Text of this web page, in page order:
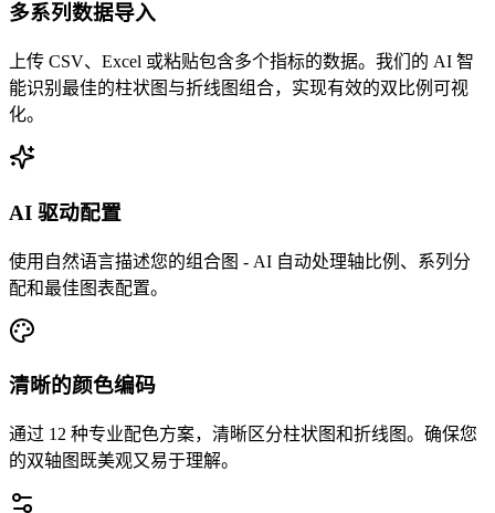
多系列数据导入
上传 CSV、Excel 或粘贴包含多个指标的数据。我们的 AI 智
能识别最佳的柱状图与折线图组合，实现有效的双比例可视
化。
AI 驱动配置
使用自然语言描述您的组合图 - AI 自动处理轴比例、系列分
配和最佳图表配置。
清晰的颜色编码
通过 12 种专业配色方案，清晰区分柱状图和折线图。确保您
的双轴图既美观又易于理解。